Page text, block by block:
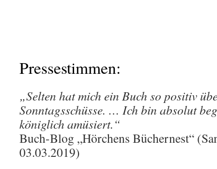
Pressestimmen:
„Selten hat mich ein Buch so positiv
Sonntagsschüsse. … Ich bin absolut
königlich amüsiert.“
Buch-Blog „Hörchens Büchernest“
03.03.2019)